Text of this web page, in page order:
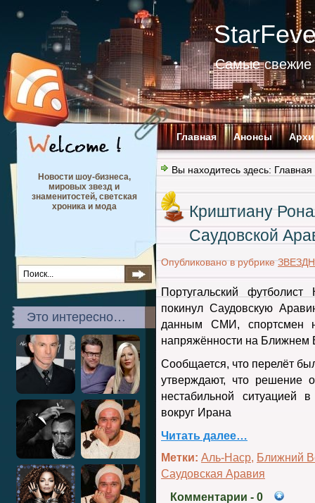
Самые свежие
Главная Анонсы
Новости шоу-бизнеса,
мировых звезд и
знаменитостей, светская
хроника и мода
Это интересно…
Вы находитесь здесь: Главная
Криштиану
Саудовской
Опубликовано в рубрике
Португальский футболист
покинул Саудовскую
данным СМИ, спортсмен
напряжённости на Ближнем
Сообщается, что перелёт
утверждают, что решение
нестабильной ситуацией
вокруг Ирана
Читать далее…
Метки: Аль-Наср, Ближний
Саудовская Аравия
Комментарии - 0